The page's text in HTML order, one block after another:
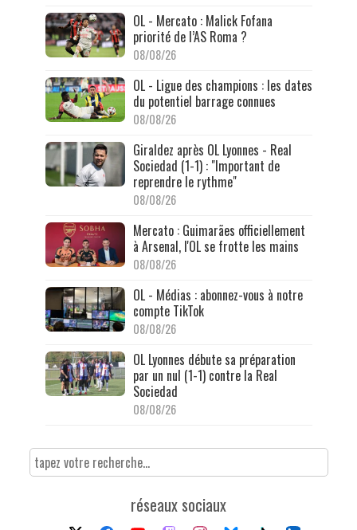
OL - Mercato : Malick Fofana
priorité de l’AS Roma ?
08/08/26
OL - Ligue des champions : les dates
du potentiel barrage connues
08/08/26
Giraldez après OL Lyonnes - Real
Sociedad (1-1) : "Important de
reprendre le rythme"
08/08/26
Mercato : Guimarães officiellement
à Arsenal, l'OL se frotte les mains
08/08/26
OL - Médias : abonnez-vous à notre
compte TikTok
08/08/26
OL Lyonnes débute sa préparation
par un nul (1-1) contre la Real
Sociedad
08/08/26
réseaux sociaux